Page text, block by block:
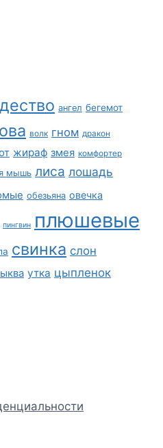
ангел бегемот
волк гном дракон
жираф змея комфортер
мышь лиса лошадь
обезьяна овечка
пингвин плюшевые
свинка слон
утка цыпленок